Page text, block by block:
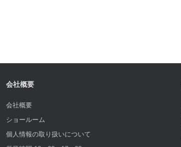
会社概要
会社概要
ショールーム
個人情報の取り扱いについて